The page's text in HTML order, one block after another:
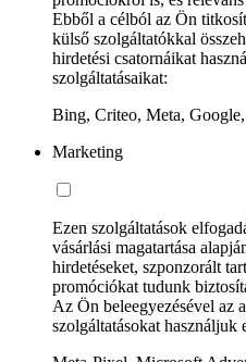
Ebből a célból az Ön
külső szolgáltatókkal
hirdetési csatornáikat
szolgáltatásaikat:
Bing, Criteo, Meta,
Marketing
Ezen szolgáltatások
vásárlási magatartása
hirdetéseket, szponzorált
promóciókat tudunk
Az Ön beleegyezésével az
szolgáltatásokat használjuk